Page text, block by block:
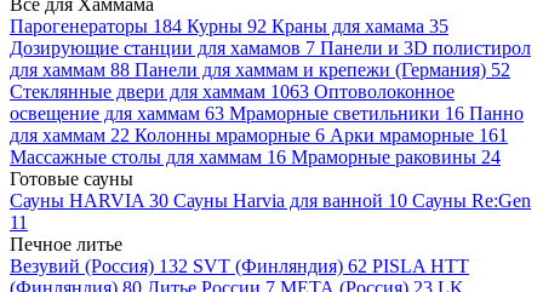
Все для Хаммама
Парогенераторы 184 Курны 92 Краны для хамама 35
Дозирующие станции для хамамов 7 Панели и 3D полистирол
для хаммам 88 Панели для хаммам и крепежи (Германия) 52
Стеклянные двери для хаммам 1063 Оптоволоконное
освещение для хаммам 63 Мраморные светильники 16 Панно
для хаммам 22 Колонны мраморные 6 Арки мраморные 161
Массажные столы для хаммам 16 Мраморные раковины 24
Готовые сауны
Сауны HARVIA 30 Сауны Harvia для ванной 10 Сауны Re:Gen
11
Печное литье
Везувий (Россия) 132 SVT (Финляндия) 62 PISLA HTT
(Финляндия) 80 Литье России 7 МЕТА (Россия) 23 LK